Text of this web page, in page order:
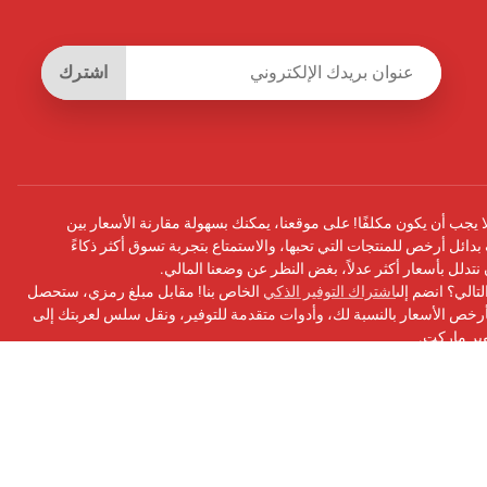
اشترك
أن يكون مكلفًا! على موقعنا، يمكنك بسهولة مقارنة الأسعار بين
أرخص للمنتجات التي تحبها، والاستمتاع بتجربة تسوق أكثر ذكاءً
نتدلل بأسعار أكثر عدلاً، بغض النظر عن وضعنا المالي.
انضم إلىاشتراك التوفير الذكي الخاص بنا! مقابل مبلغ رمزي، ستحصل
الأسعار بالنسبة لك، وأدوات متقدمة للتوفير، ونقل سلس لعربتك إلى
ماركت.